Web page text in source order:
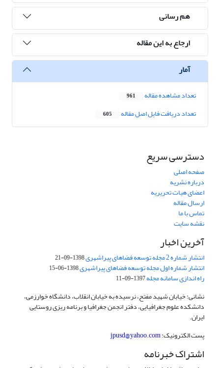
هم رسانی
ارجاع به این مقاله
آمار
تعداد مشاهده مقاله 961
تعداد دریافت فایل اصل مقاله 605
دسترسی سریع
صفحه اصلی
درباره نشریه
اعضای هیات تحریریه
ارسال مقاله
تماس با ما
نقشه سایت
آخرین اخبار
انتشار شماره 2 مجله توسعه فضاهای پیراشهری 1398-09-21
انتشار شماره اول مجله توسعه فضاهای پیراشهری1398-06-15
راه اندازی سامانه مجله1397-09-11
نشانی: خیابان شهید مفتح، نرسیده به خیابان انقلاب، دانشگاه خوارزمی،
دانشکده علوم جغرافیایی، دفتر انجمن جغرافیا و برنامه ریزی روستایی
ایران.
پست الکترونیک:jpusd@yahoo.com
اشتراک خبرنامه